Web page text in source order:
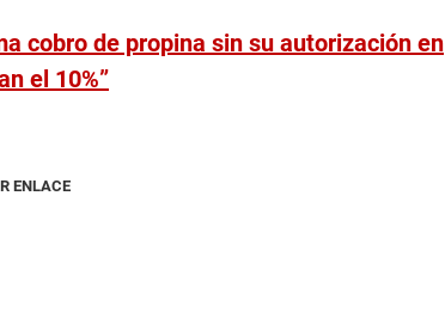
cobro de propina sin su autorización en
el 10%”
ENLACE